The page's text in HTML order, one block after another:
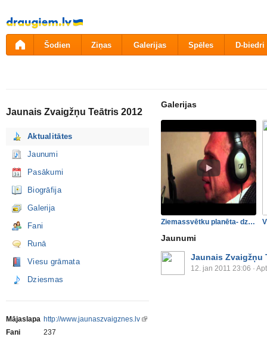
Pāriet
uz
saturu
Šodien Ziņas Galerijas Spēles D-biedri
Jaunais Zvaigžņu Teātris 2012
Aktualitātes
Jaunumi
Pasākumi
Biogrāfija
Galerija
Fani
Runā
Viesu grāmata
Dziesmas
Mājaslapa http://www.jaunaszvaigznes.lv
Fani
237
Galerijas
Ziemassvētku planēta- dzies…
Jaunumi
Jaunais Zvaigžņu
12. jan 2011 23:06 ·